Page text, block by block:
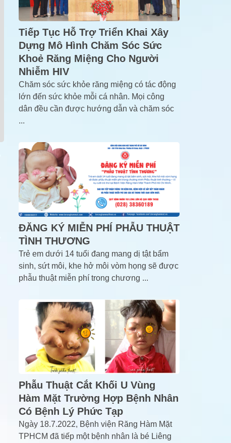
Tiếp Tục Hỗ Trợ Triển Khai Xây
Dựng Mô Hình Chăm Sóc Sức
Khoẻ Răng Miệng Cho Người
Nhiễm HIV
Chăm sóc sức khỏe răng miệng có tác động
lớn đến sức khỏe mỗi cá nhân. Mọi công
dân đều cần được hướng dẫn và chăm sóc
...
ĐĂNG KÝ MIỄN PHÍ PHẪU THUẬT
TÌNH THƯƠNG
Trẻ em dưới 14 tuổi đang mang dị tật bẩm
sinh, sứt môi, khe hở môi vòm họng sẽ được
phẫu thuật miễn phí trong chương ...
Phẫu Thuật Cắt Khối U Vùng
Hàm Mặt Trường Hợp Bệnh Nhân
Có Bệnh Lý Phức Tạp
Ngày 18.7.2022, Bệnh viện Răng Hàm Mặt
TPHCM đã tiếp một bệnh nhân là bé Liêng